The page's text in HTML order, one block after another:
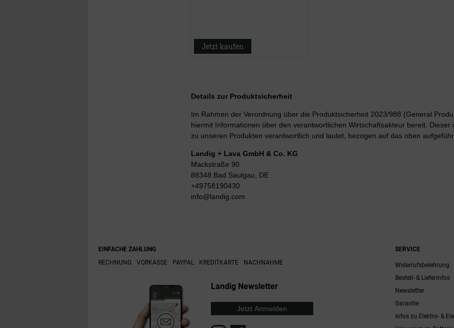
Jetzt kaufen
Details zur Produktsicherheit
Im Rahmen der Verordnung über die Produktsicherheit 2023/988 (General
hiermit Informationen über den verantwortlichen Wirtschaftsakteur bereit. Dieser
zu unseren Produkten verantwortlich und lautet, bezogen auf das oben
Landig + Lava GmbH & Co. KG
Mackstraße 90
88348 Bad Saulgau, DE
+49758190430
info@landig.com
EINFACHE ZAHLUNG
RECHNUNG
VORKASSE PAYPAL KREDITKARTE NACHNAHME
Landig Newsletter
Jetzt Anmelden
SERVICE
Widerrufsbelehrung
Bestell- & Lieferinfos
Newsletter
Garantie
Infos zu Elektro- &